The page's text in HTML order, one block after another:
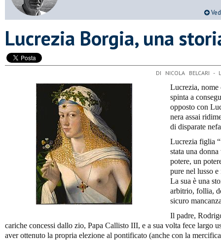
​Lucrezia Borgia, una
DI NICOLA BELCARI -
Lucrezia, nome
spinta a
opposto con
nera assai
di disparate
Lucrezia figlia
stata una
potere, un
pure nel lusso
La sua è una
arbitrio, follia,
sicuro
Il padre,
cariche concessi dallo zio, Papa Callisto III, e a sua volta fece largo
aver ottenuto la propria elezione al pontificato (anche con la